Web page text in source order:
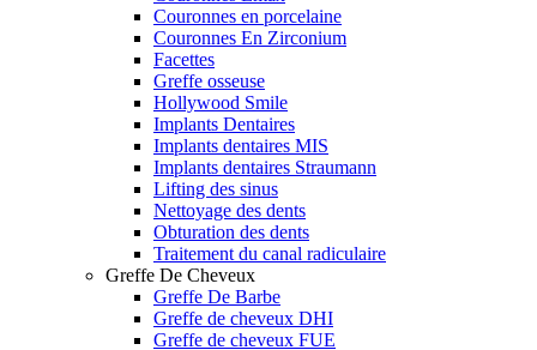
Couronnes en porcelaine
Couronnes En Zirconium
Facettes
Greffe osseuse
Hollywood Smile
Implants Dentaires
Implants dentaires MIS
Implants dentaires Straumann
Lifting des sinus
Nettoyage des dents
Obturation des dents
Traitement du canal radiculaire
Greffe De Cheveux
Greffe De Barbe
Greffe de cheveux DHI
Greffe de cheveux FUE